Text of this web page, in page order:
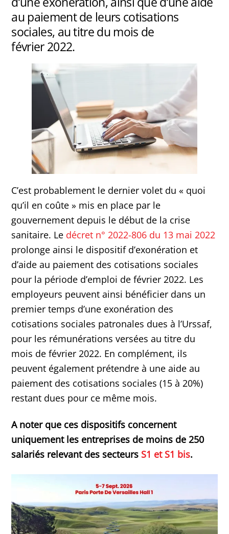
au paiement de leurs cotisations
sociales, au titre du mois de
février 2022.
C’est probablement le dernier volet du « quoi
qu’il en coûte » mis en place par le
gouvernement depuis le début de la crise
sanitaire. Le décret n° 2022-806 du 13 mai 2022
prolonge ainsi le dispositif d’exonération et
d’aide au paiement des cotisations sociales
pour la période d’emploi de février 2022. Les
employeurs peuvent ainsi bénéficier dans un
premier temps d’une exonération des
cotisations sociales patronales dues à l’Urssaf,
pour les rémunérations versées au titre du
mois de février 2022. En complément, ils
peuvent également prétendre à une aide au
paiement des cotisations sociales (15 à 20%)
restant dues pour ce même mois.
A noter que ces dispositifs concernent
uniquement les entreprises de moins de 250
salariés relevant des secteurs S1 et S1 bis.